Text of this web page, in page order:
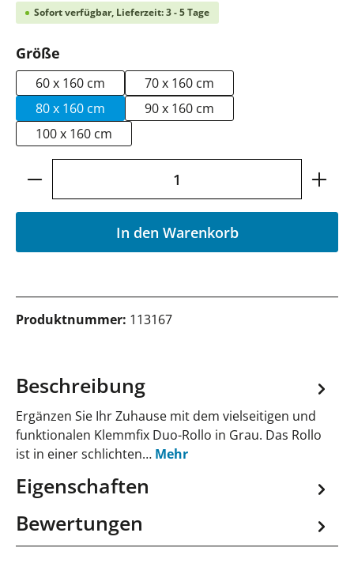
Sofort verfügbar, Lieferzeit: 3 - 5 Tage
Größe
60 x 160 cm
70 x 160 cm
80 x 160 cm
90 x 160 cm
100 x 160 cm
Produkt Anzahl: Gib den gewünschten
In den Warenkorb
Produktnummer: 113167
Beschreibung
Ergänzen Sie Ihr Zuhause mit dem vielseitigen und
funktionalen Klemmfix Duo-Rollo in Grau. Das Rollo
ist in einer schlichten… Mehr
Eigenschaften
Bewertungen